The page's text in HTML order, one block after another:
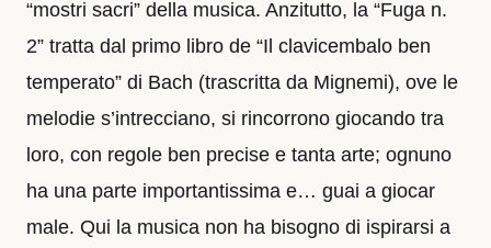
“mostri sacri” della musica. Anzitutto, la “Fuga n.
2” tratta dal primo libro de “Il clavicembalo ben
temperato” di Bach (trascritta da Mignemi), ove le
melodie s’intrecciano, si rincorrono giocando tra
loro, con regole ben precise e tanta arte; ognuno
ha una parte importantissima e… guai a giocar
male. Qui la musica non ha bisogno di ispirarsi a